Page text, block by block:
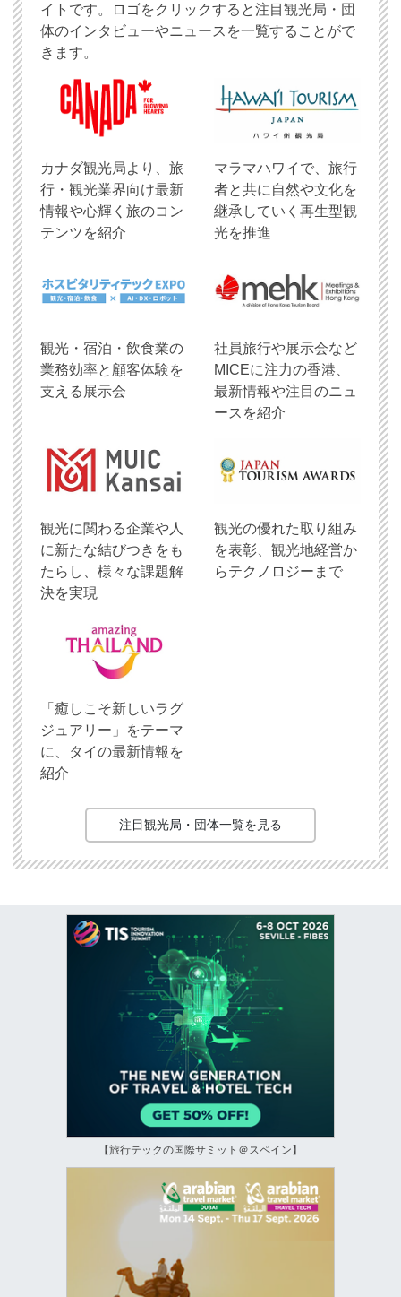
イトです。ロゴをクリックすると注目観光局・団
体のインタビューやニュースを一覧することがで
きます。
​カナダ観光局より、旅
行・観光業界向け最新
情報や心輝く旅のコン
テンツを紹介
マラマハワイで、旅行
者と共に自然や文化を
継承していく再生型観
光を推進
観光・宿泊・飲食業の
業務効率と顧客体験を
支える展示会
社員旅行や展示会など
MICEに注力の香港、
最新情報や注目のニュ
ースを紹介
観光に関わる企業や人
に新たな結びつきをも
たらし、様々な課題解
決を実現
観光の優れた取り組み
を表彰、観光地経営か
らテクノロジーまで
「癒しこそ新しいラグ
ジュアリー」をテーマ
に、タイの最新情報を
紹介
注目観光局・団体一覧を見る
【旅行テックの国際サミット＠スペイン】